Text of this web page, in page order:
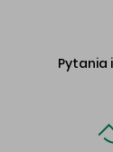
Pytania